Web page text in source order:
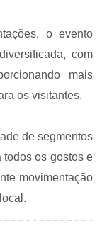
o evento
com
mais
os visitantes.
de segmentos
todos os gostos e
movimentação